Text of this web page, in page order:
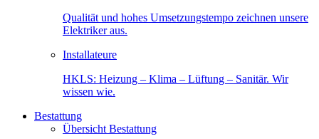
Qualität und hohes Umsetzungstempo zeichnen unsere
Elektriker aus.
Installateure
HKLS: Heizung – Klima – Lüftung – Sanitär. Wir
wissen wie.
Bestattung
Übersicht Bestattung